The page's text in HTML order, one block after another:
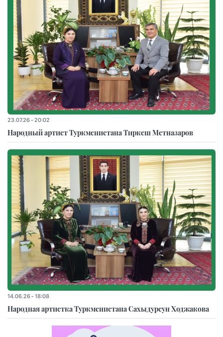
23.07.26 - 20:02
Народный артист Туркменистана Тиркеш Мeтназаров
14.06.26 - 18:08
Народная артистка Туркменистана Сахыдурсун Ходжакова